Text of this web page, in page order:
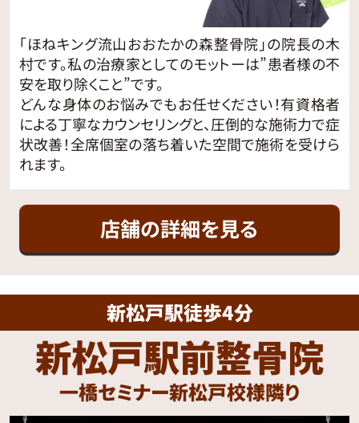
「ほねキング流山おおたかの森整骨院」の院長の木
村です。私の治療家としてのモットーは”患者様の不
安を取り除くこと”です。
どんな身体のお悩みでもお任せください！有資格者
による丁寧なカウンセリングと、圧倒的な施術力で症
状改善！全席個室の落ち着いた空間で施術を受けら
れます。
店舗の詳細を見る
新松戸駅徒歩4分
新松戸駅前整骨院
一橋セミナー新松戸校様隣り